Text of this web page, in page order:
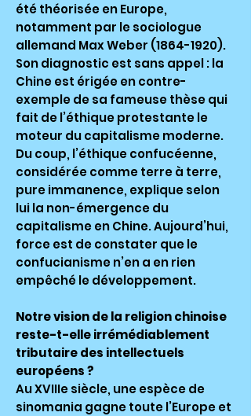
été théorisée en Europe,
notamment par le sociologue
allemand Max Weber (1864-1920).
Son diagnostic est sans appel : la
Chine est érigée en contre-
exemple de sa fameuse thèse qui
fait de l’éthique protestante le
moteur du capitalisme moderne.
Du coup, l’éthique confucéenne,
considérée comme terre à terre,
pure immanence, explique selon
lui la non-émergence du
capitalisme en Chine. Aujourd’hui,
force est de constater que le
confucianisme n’en a en rien
empêché le développement.
Notre vision de la religion chinoise
reste-t-elle irrémédiablement
tributaire des intellectuels
européens ?
Au XVIIIe siècle, une espèce de
sinomania gagne toute l’Europe et